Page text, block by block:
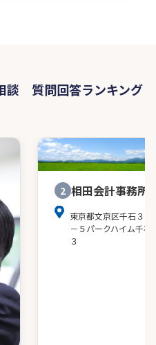
談 質問回答ランキング
2 相田会計事務所
東京都文京区千石３－
－５パークハイム千石
３